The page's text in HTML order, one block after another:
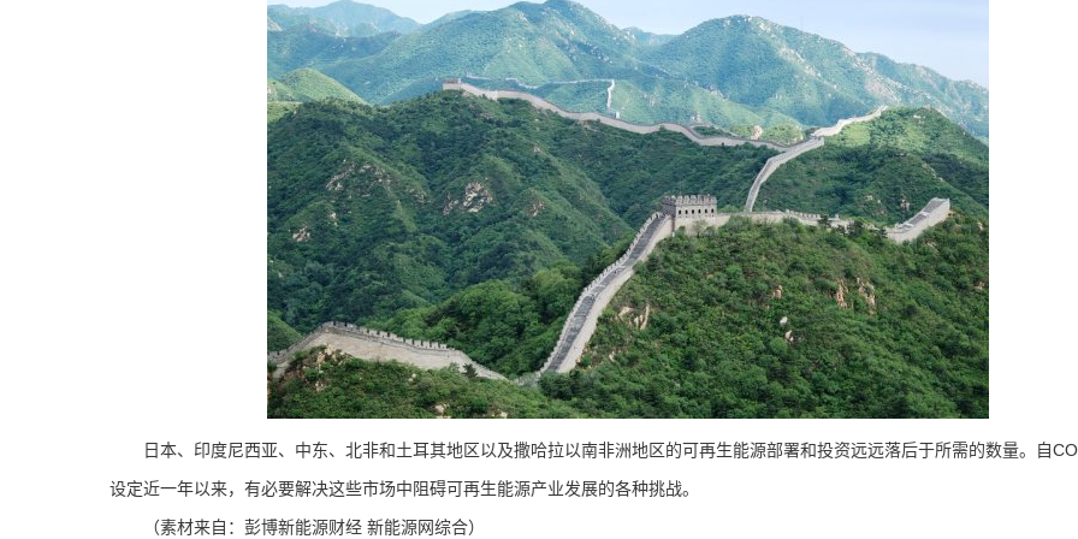
日本、印度尼西亚、中东、北非和土耳其地区以及撒哈拉以南非洲地区的可再生能源部署和投资远远落后于所需的数量。自
设定近一年以来，有必要解决这些市场中阻碍可再生能源产业发展的各种挑战。
（素材来自：彭博新能源财经 新能源网综合）